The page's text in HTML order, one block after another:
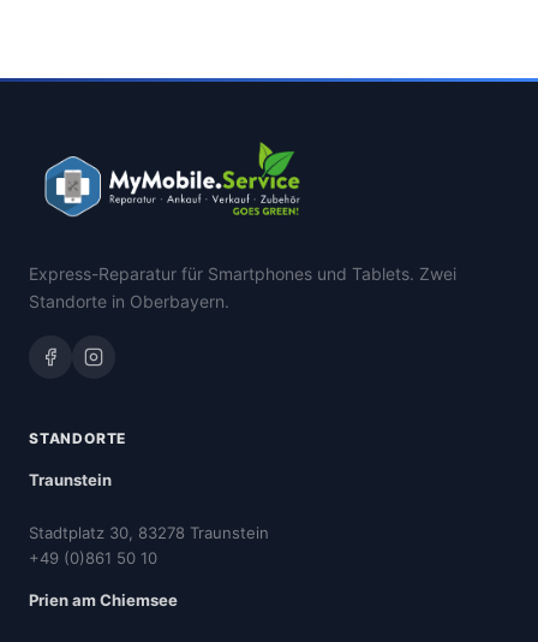
Express-Reparatur für Smartphones und Tablets. Zwei
Standorte in Oberbayern.
STANDORTE
Traunstein
Stadtplatz 30, 83278 Traunstein
+49 (0)861 50 10
Prien am Chiemsee